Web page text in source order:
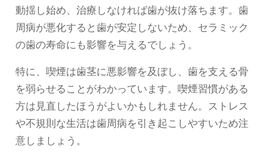
動揺し始め、治療しなければ歯が抜け落ちます。歯
周病が悪化すると歯が安定しないため、セラミック
の歯の寿命にも影響を与えるでしょう。
特に、喫煙は歯茎に悪影響を及ぼし、歯を支える骨
を弱らせることがわかっています。喫煙習慣がある
方は見直したほうがよいかもしれません。ストレス
や不規則な生活は歯周病を引き起こしやすいため注
意しましょう。